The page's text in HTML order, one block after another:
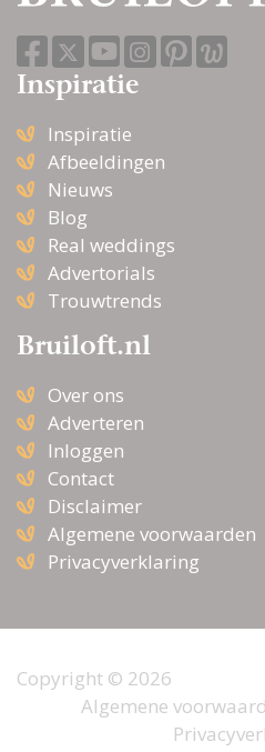
Inspiratie
Inspiratie
Afbeeldingen
Nieuws
Blog
Real weddings
Advertorials
Trouwtrends
Bruiloft.nl
Over ons
Adverteren
Inloggen
Contact
Disclaimer
Algemene voorwaarden
Privacyverklaring
Copyright © 2026
Algemene